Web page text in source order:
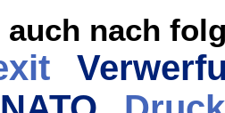
auch nach